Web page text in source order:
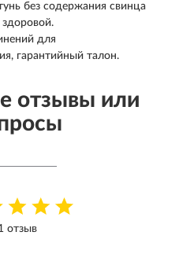
без содержания свинца
для
гарантийный талон.
отзывы или
отзыв